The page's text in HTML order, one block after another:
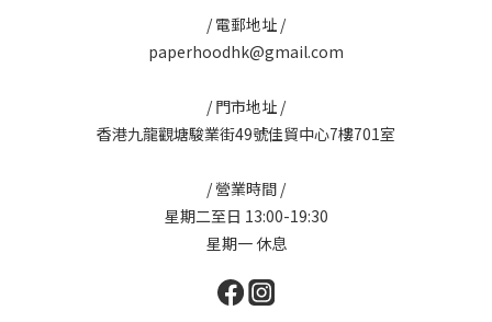
/ 電郵地址 /
paperhoodhk@gmail.com
/ 門市地址 /
香港九龍觀塘駿業街49號佳貿中心7樓701室
/ 營業時間 /
星期二至日 13:00-19:30
星期一 休息